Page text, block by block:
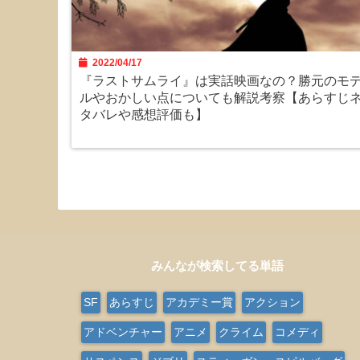
2022/04/17
『ラストサムライ』は実話映画なの？勝元のモ
ルやおかしい点についても解説考察【あらすじ
タバレや感想評価も】
みんなが検索してる単語
SF あらすじ アカデミー賞 アクション
アドベンチャー アニメ クライム コメディ